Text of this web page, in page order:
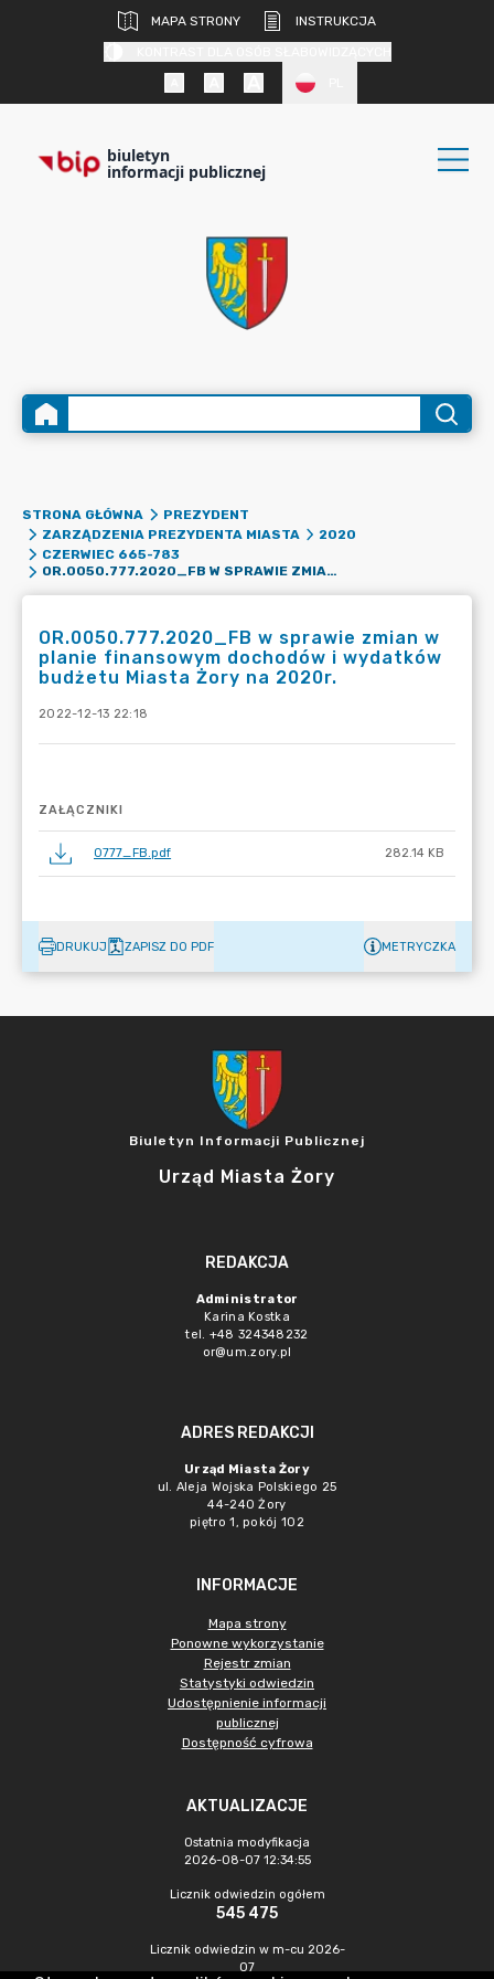
MAPA STRONY
INSTRUKCJA
biuletyn
informacji publicznej
STRONA GŁÓWNA
PREZYDENT
ZARZĄDZENIA PREZYDENTA MIASTA
2020
CZERWIEC 665-783
OR.0050.777.2020_FB W SPRAWIE ZMIAN W PLANIE FINANSOWYM DOCHODÓW I WYDATKÓW BUDŻETU MIASTA ŻORY NA 2020R.
OR.0050.777.2020_FB w sprawie zmian w
planie finansowym dochodów i wydatków
budżetu Miasta Żory na 2020r.
2022-12-13 22:18
ZAŁĄCZNIKI
0777_FB.pdf 282.14 KB
DRUKUJ ZAPISZ DO PDF METRYCZKA
Biuletyn Informacji Publicznej
Urząd Miasta Żory
REDAKCJA
Administrator
Karina Kostka
tel. +48 324348232
or@um.zory.pl
ADRES REDAKCJI
Urząd Miasta Żory
ul. Aleja Wojska Polskiego 25
44-240 Żory
piętro 1, pokój 102
INFORMACJE
Mapa strony
Ponowne wykorzystanie
Rejestr zmian
Statystyki odwiedzin
Udostępnienie informacji
publicznej
Dostępność cyfrowa
AKTUALIZACJE
Ostatnia modyfikacja
2026-08-07 12:34:55
Licznik odwiedzin ogółem
545 475
Licznik odwiedzin w m-cu 2026-
07